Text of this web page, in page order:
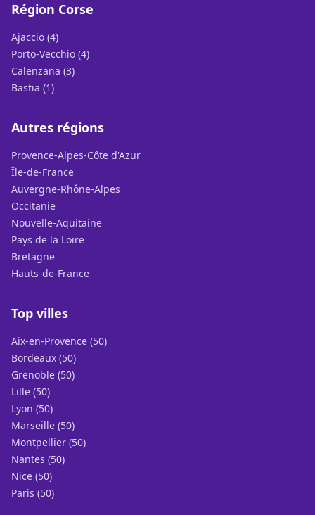
Région Corse
Ajaccio (4)
Porto-Vecchio (4)
Calenzana (3)
Bastia (1)
Autres régions
Provence-Alpes-Côte d'Azur
Île-de-France
Auvergne-Rhône-Alpes
Occitanie
Nouvelle-Aquitaine
Pays de la Loire
Bretagne
Hauts-de-France
Top villes
Aix-en-Provence (50)
Bordeaux (50)
Grenoble (50)
Lille (50)
Lyon (50)
Marseille (50)
Montpellier (50)
Nantes (50)
Nice (50)
Paris (50)